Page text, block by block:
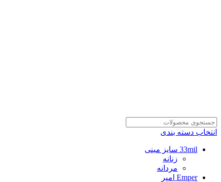
انتخاب دسته بندی
33mil سایز مینی
زنانه
مردانه
Emper امپر